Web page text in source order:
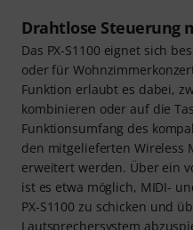
Drahtlose Steuerung
Das PX-S1100 eignet sich
oder für
Funktion erlaubt es dabei,
kombinieren oder auf die
Funktionsumfang des
den mitgelieferten Wireless
erweitert werden. Über ein
ist es etwa möglich, MIDI-
PX-S1100 zu schicken und
Lautsprechersystem